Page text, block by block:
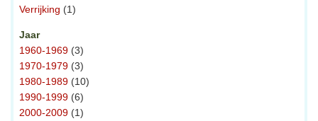
Verrijking (1)
Jaar
1960-1969 (3)
1970-1979 (3)
1980-1989 (10)
1990-1999 (6)
2000-2009 (1)